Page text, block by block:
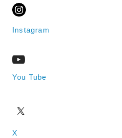
Instagram
You Tube
X